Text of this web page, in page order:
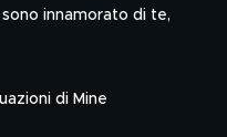
sono innamorato di te,
di Mine